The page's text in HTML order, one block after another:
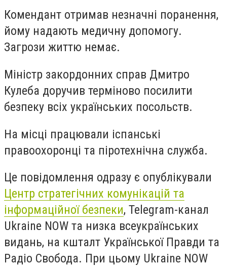
Комендант отримав незначні поранення,
йому надають медичну допомогу.
Загрози життю немає.
Міністр закордонних справ Дмитро
Кулеба доручив терміново посилити
безпеку всіх українських посольств.
На місці працювали іспанські
правоохоронці та піротехнічна служба.
Це повідомлення одразу є опублікували
Центр стратегічних комунікацій та
інформаційної безпеки, Telegram-канал
Ukraine NOW та низка всеукраїнських
видань, на кшталт Української Правди та
Радіо Свобода. При цьому Ukraine NOW